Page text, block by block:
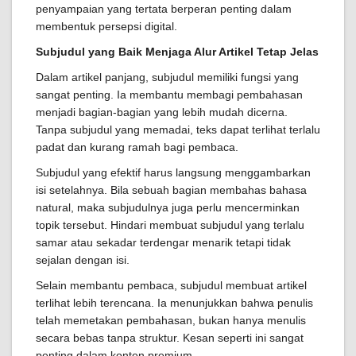
penyampaian yang tertata berperan penting dalam
membentuk persepsi digital.
Subjudul yang Baik Menjaga Alur Artikel Tetap Jelas
Dalam artikel panjang, subjudul memiliki fungsi yang
sangat penting. Ia membantu membagi pembahasan
menjadi bagian-bagian yang lebih mudah dicerna.
Tanpa subjudul yang memadai, teks dapat terlihat terlalu
padat dan kurang ramah bagi pembaca.
Subjudul yang efektif harus langsung menggambarkan
isi setelahnya. Bila sebuah bagian membahas bahasa
natural, maka subjudulnya juga perlu mencerminkan
topik tersebut. Hindari membuat subjudul yang terlalu
samar atau sekadar terdengar menarik tetapi tidak
sejalan dengan isi.
Selain membantu pembaca, subjudul membuat artikel
terlihat lebih terencana. Ia menunjukkan bahwa penulis
telah memetakan pembahasan, bukan hanya menulis
secara bebas tanpa struktur. Kesan seperti ini sangat